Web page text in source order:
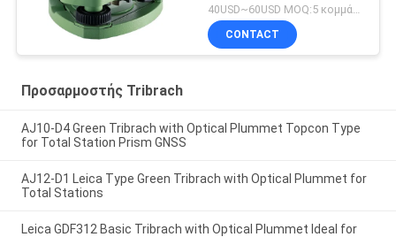
40USD~60USD MOQ:5 κομμάτια
CONTACT
Προσαρμοστής Tribrach
AJ10-D4 Green Tribrach with Optical Plummet Topcon Type
for Total Station Prism GNSS
AJ12-D1 Leica Type Green Tribrach with Optical Plummet for
Total Stations
Leica GDF312 Basic Tribrach with Optical Plummet Ideal for